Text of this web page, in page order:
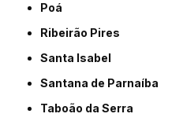
Poá
Ribeirão Pires
Santa Isabel
Santana de Parnaíba
Taboão da Serra